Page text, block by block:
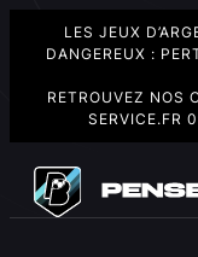
LES JEUX
DANGEREUX :
RETROUVEZ NOS
SERVICE.FR
contenu